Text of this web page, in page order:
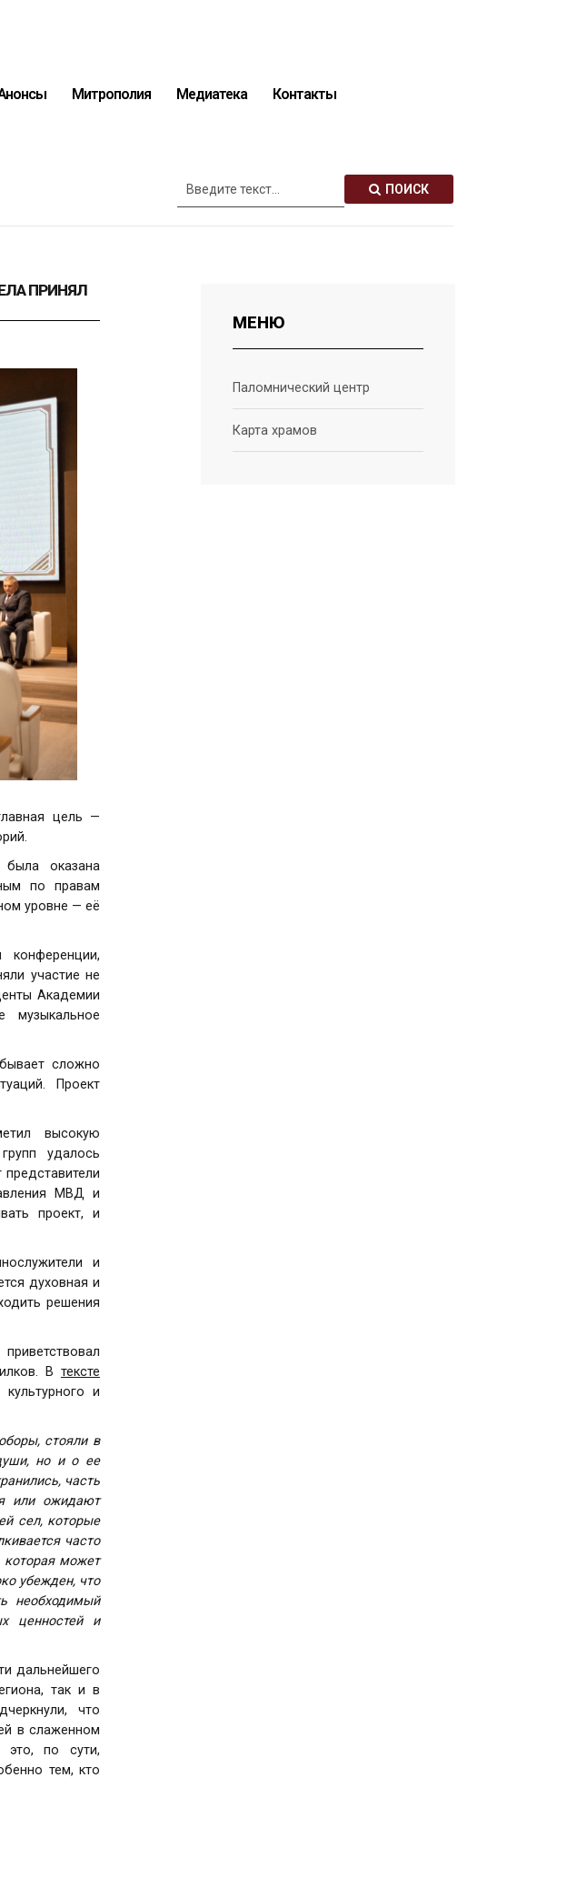
Митрополия Медиатека Контакты
ПОИСК
ПРИНЯЛ
цель —
оказана
по правам
уровне — её
участие не
Академии
музыкальное
сложно
Проект
высокую
удалось
МВД и
проект, и
и
духовная и
решения
В тексте
и
стояли в
но и о ее
часть
или ожидают
сел, которые
часто
может
убежден, что
необходимый
ценностей и
дальнейшего
так и в
что
в слаженном
это, по сути,
тем, кто
МЕНЮ
Паломнический центр
Карта храмов